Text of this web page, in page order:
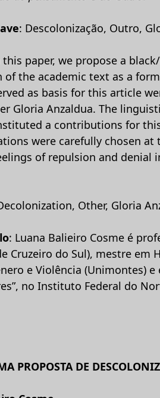
: Descolonização, Outro,
this paper, we propose a
of the academic text as a
as basis for this article
Gloria Anzaldua. The
a contributions for
were carefully chosen
of repulsion and
Other, Gloria
: Luana Balieiro Cosme é
Cruzeiro do Sul), mestre
e Violência (Unimontes)
no Instituto Federal do
PROPOSTA DE